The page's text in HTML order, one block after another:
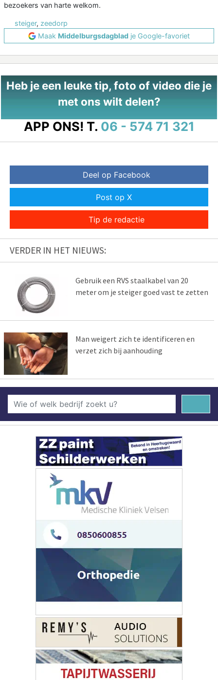
bezoekers van harte welkom.
steiger, zeedorp
Maak Middelburgsdagblad je Google-favoriet
Heb je een leuke tip, foto of video die je
met ons wilt delen?
APP ONS! T. 06 - 574 71 321
Deel op Facebook
Post op X
Tip de redactie
VERDER IN HET NIEUWS:
Gebruik een RVS staalkabel van 20
meter om je steiger goed vast te zetten
Man weigert zich te identificeren en
verzet zich bij aanhouding